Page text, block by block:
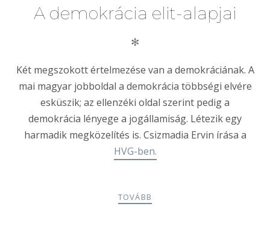
A demokrácia elit-alapjai
✻
Két megszokott értelmezése van a demokráciának. A
mai magyar jobboldal a demokrácia többségi elvére
esküszik; az ellenzéki oldal szerint pedig a
demokrácia lényege a jogállamiság. Létezik egy
harmadik megközelítés is. Csizmadia Ervin írása a
HVG-ben.
TOVÁBB